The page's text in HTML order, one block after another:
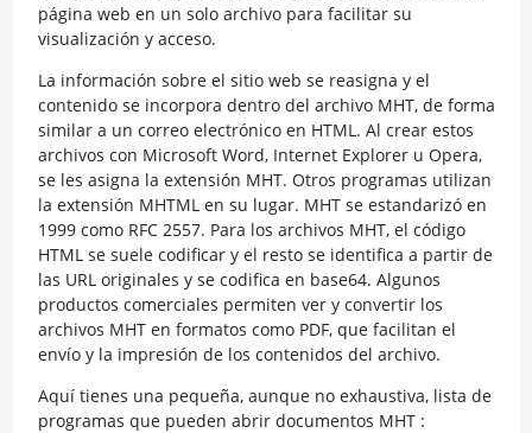
página web en un solo archivo para facilitar su
visualización y acceso.
La información sobre el sitio web se reasigna y el
contenido se incorpora dentro del archivo MHT, de forma
similar a un correo electrónico en HTML. Al crear estos
archivos con Microsoft Word, Internet Explorer u Opera,
se les asigna la extensión MHT. Otros programas utilizan
la extensión MHTML en su lugar. MHT se estandarizó en
1999 como RFC 2557. Para los archivos MHT, el código
HTML se suele codificar y el resto se identifica a partir de
las URL originales y se codifica en base64. Algunos
productos comerciales permiten ver y convertir los
archivos MHT en formatos como PDF, que facilitan el
envío y la impresión de los contenidos del archivo.
Aquí tienes una pequeña, aunque no exhaustiva, lista de
programas que pueden abrir documentos MHT :